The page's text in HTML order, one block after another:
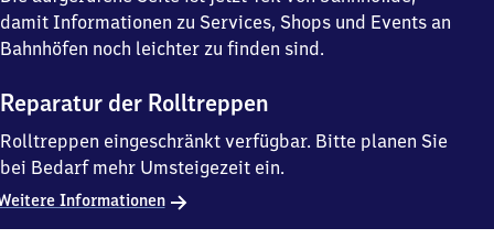
umgezogen
damit Informationen zu Services, Shops und Events an
Bahnhöfen noch leichter zu finden sind.
Reparatur der Rolltreppen
Rolltreppen eingeschränkt verfügbar. Bitte planen Sie
bei Bedarf mehr Umsteigezeit ein.
Informationen